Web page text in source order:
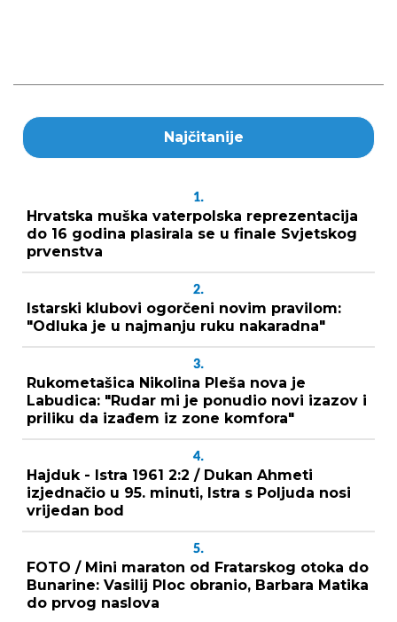
Najčitanije
1.
Hrvatska muška vaterpolska reprezentacija
do 16 godina plasirala se u finale Svjetskog
prvenstva
2.
Istarski klubovi ogorčeni novim pravilom:
"Odluka je u najmanju ruku nakaradna"
3.
Rukometašica Nikolina Pleša nova je
Labudica: "Rudar mi je ponudio novi izazov i
priliku da izađem iz zone komfora"
4.
Hajduk - Istra 1961 2:2 / Dukan Ahmeti
izjednačio u 95. minuti, Istra s Poljuda nosi
vrijedan bod
5.
FOTO / Mini maraton od Fratarskog otoka do
Bunarine: Vasilij Ploc obranio, Barbara Matika
do prvog naslova